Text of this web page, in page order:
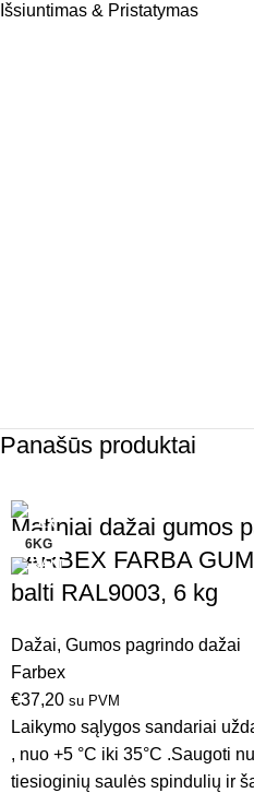
Išsiuntimas & Pristatymas
Panašūs produktai
6KG
Matiniai dažai gumos
FARBEX FARBA
balti RAL9003, 6 kg
Dažai, Gumos pagrindo dažai
Farbex
€37,20 su PVM
Laikymo sąlygos sandariai
, nuo +5 °C iki 35°C .Saugoti
tiesioginių saulės spindulių ir